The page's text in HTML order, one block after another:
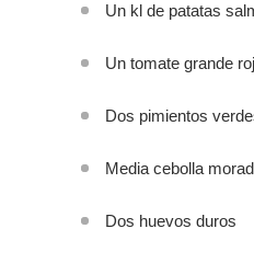
Un kl de patatas
Un tomate grande
Dos pimientos
Media cebolla
Dos huevos duros